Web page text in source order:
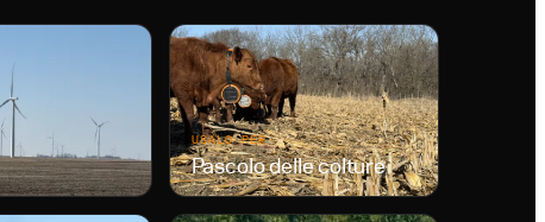
USALO PER
Pascolo delle colture